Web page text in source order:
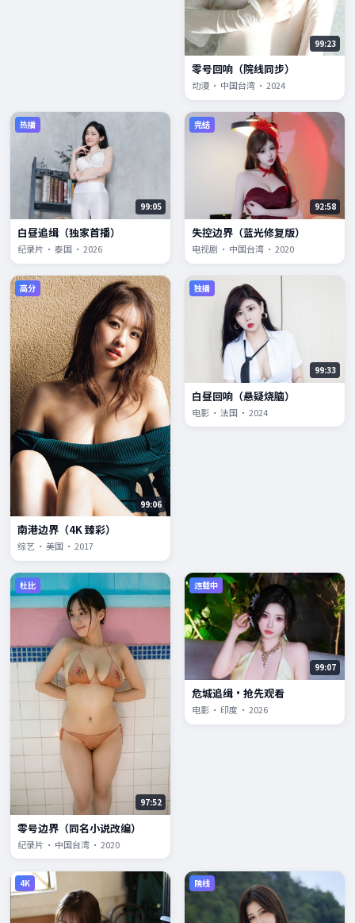
99:23
零号回响（院线同步）
动漫 · 中国台湾 · 2024
热播
99:05
白昼追缉（独家首播）
纪录片 · 泰国 · 2026
完结
92:58
失控边界（蓝光修复版）
电视剧 · 中国台湾 · 2020
高分
99:06
南港边界（4K 臻彩）
综艺 · 美国 · 2017
独播
99:33
白昼回响（悬疑烧脑）
电影 · 法国 · 2024
杜比
97:52
零号边界（同名小说改编）
纪录片 · 中国台湾 · 2020
连载中
99:07
危城追缉·抢先观看
电影 · 印度 · 2026
4K 院线